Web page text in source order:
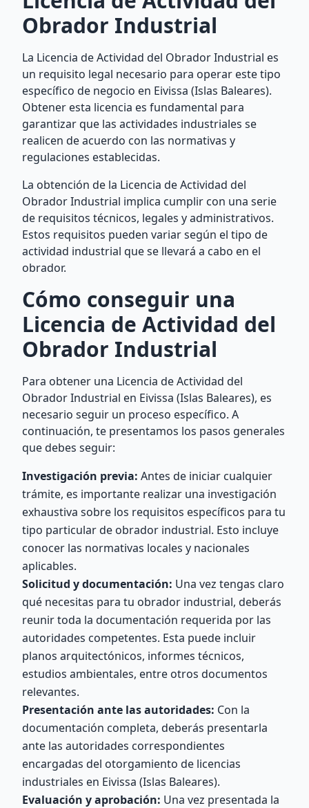
Obrador Industrial
La Licencia de Actividad del Obrador Industrial es
un requisito legal necesario para operar este tipo
específico de negocio en Eivissa (Islas Baleares).
Obtener esta licencia es fundamental para
garantizar que las actividades industriales se
realicen de acuerdo con las normativas y
regulaciones establecidas.
La obtención de la Licencia de Actividad del
Obrador Industrial implica cumplir con una serie
de requisitos técnicos, legales y administrativos.
Estos requisitos pueden variar según el tipo de
actividad industrial que se llevará a cabo en el
obrador.
Cómo conseguir una
Licencia de Actividad del
Obrador Industrial
Para obtener una Licencia de Actividad del
Obrador Industrial en Eivissa (Islas Baleares), es
necesario seguir un proceso específico. A
continuación, te presentamos los pasos generales
que debes seguir:
Investigación previa: Antes de iniciar cualquier
trámite, es importante realizar una investigación
exhaustiva sobre los requisitos específicos para tu
tipo particular de obrador industrial. Esto incluye
conocer las normativas locales y nacionales
aplicables.
Solicitud y documentación: Una vez tengas claro
qué necesitas para tu obrador industrial, deberás
reunir toda la documentación requerida por las
autoridades competentes. Esta puede incluir
planos arquitectónicos, informes técnicos,
estudios ambientales, entre otros documentos
relevantes.
Presentación ante las autoridades: Con la
documentación completa, deberás presentarla
ante las autoridades correspondientes
encargadas del otorgamiento de licencias
industriales en Eivissa (Islas Baleares).
Evaluación y aprobación: Una vez presentada la